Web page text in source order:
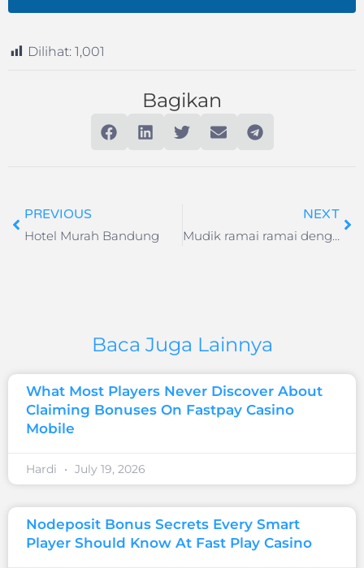
Dilihat: 1,001
Bagikan
PREVIOUS
Hotel Murah Bandung
NEXT
Mudik ramai ramai dengan biaya murah
Baca Juga Lainnya
What Most Players Never Discover About
Claiming Bonuses On Fastpay Casino
Mobile
Hardi July 19, 2026
Nodeposit Bonus Secrets Every Smart
Player Should Know At Fast Play Casino